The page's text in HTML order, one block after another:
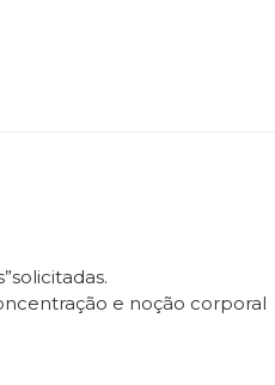
e noção corporal